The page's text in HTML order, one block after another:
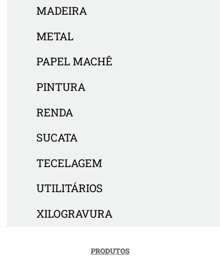
MADEIRA
METAL
PAPEL MACHÊ
PINTURA
RENDA
SUCATA
TECELAGEM
UTILITÁRIOS
XILOGRAVURA
PRODUTOS